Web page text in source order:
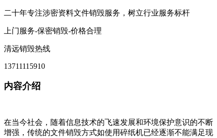
二十年专注涉密资料文件销毁服务，树立行业服务标杆
上门服务-保密销毁-价格合理
清远销毁热线
13711115910
内容介绍
在当今社会，随着信息技术的飞速发展和环境保护意识的不断
增强，传统的文件销毁方式如使用碎纸机已经逐渐不能满足现